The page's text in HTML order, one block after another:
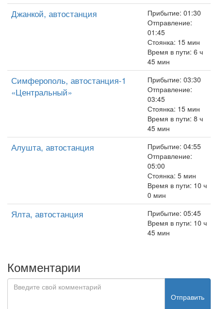
Джанкой, автостанция
Прибытие: 01:30
Отправление:
01:45
Стоянка: 15 мин
Время в пути: 6 ч
45 мин
Симферополь, автостанция-1
«Центральный»
Прибытие: 03:30
Отправление:
03:45
Стоянка: 15 мин
Время в пути: 8 ч
45 мин
Алушта, автостанция
Прибытие: 04:55
Отправление:
05:00
Стоянка: 5 мин
Время в пути: 10 ч
0 мин
Ялта, автостанция
Прибытие: 05:45
Время в пути: 10 ч
45 мин
Комментарии
Отправить